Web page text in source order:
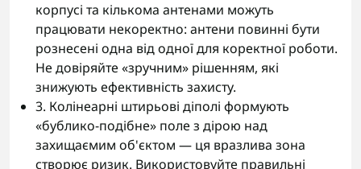
корпусі та кількома антенами можуть
працювати некоректно: антени повинні бути
рознесені одна від одної для коректної роботи.
Не довіряйте «зручним» рішенням, які
знижують ефективність захисту.
3. Колінеарні штирьові діполі формують
«бублико-подібне» поле з дірою над
захищаємим об'єктом — ця вразлива зона
створює ризик. Використовуйте правильні